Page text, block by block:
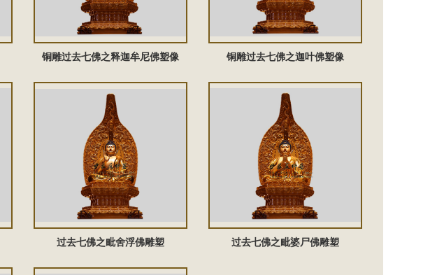
铜雕过去七佛之释迦牟尼佛塑像 铜雕过去七佛之迦叶佛塑像
过去七佛之毗舍浮佛雕塑 过去七佛之毗婆尸佛雕塑